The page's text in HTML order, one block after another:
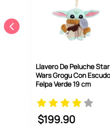
Llavero De Peluche Star
Wars Grogu Con
Felpa Verde 19 cm
$199.90